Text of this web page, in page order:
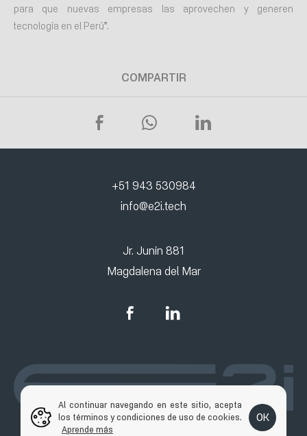
para que nuevas empresas las aprovechen y generen
tecnología en el Perú”.
COMPARTIR
+51 943 530984
info@e2i.tech
Jr. Junín 881
Magdalena del Mar
Al continuar navegando en este sitio, acepta
los términos y condiciones de uso de cookies.
Aprende más
OK